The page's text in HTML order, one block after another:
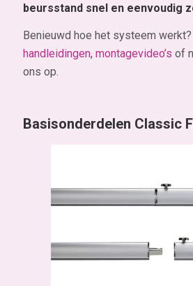
beursstand snel en eenvoudig
Benieuwd hoe het systeem
handleidingen, montagevideo’s of
ons op.
Basisonderdelen Classic